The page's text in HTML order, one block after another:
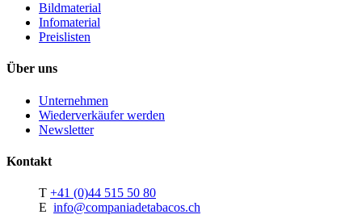
Bildmaterial
Infomaterial
Preislisten
Über uns
Unternehmen
Wiederverkäufer werden
Newsletter
Kontakt
T +41 (0)44 515 50 80
E info@companiadetabacos.ch